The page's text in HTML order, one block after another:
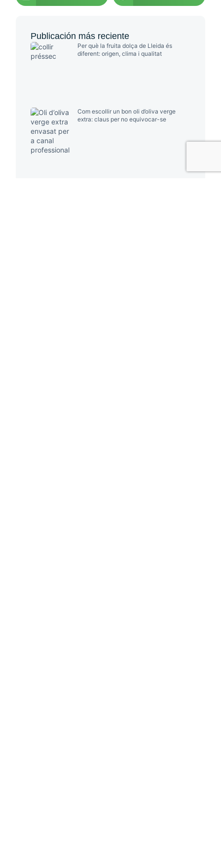
Publicación más reciente
Per què la fruita dolça de Lleida és
diferent: origen, clima i qualitat
Com escollir un bon oli d’oliva verge
extra: claus per no equivocar-se